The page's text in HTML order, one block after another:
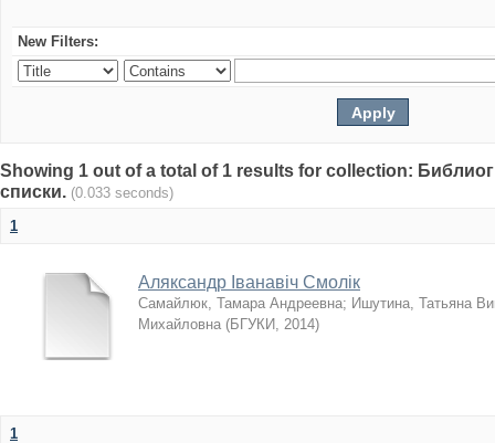
New Filters:
Showing 1 out of a total of 1 results for collection:
списки. (0.033 seconds)
1
Аляксандр Іванавіч Смолік
Самайлюк, Тамара Андреевна; Ишутина, Татьяна
Михайловна (БГУКИ, 2014)
1